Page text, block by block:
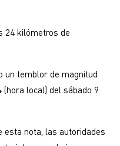
24 kilómetros de
un temblor de magnitud
(hora local) del sábado 9
esta nota, las autoridades